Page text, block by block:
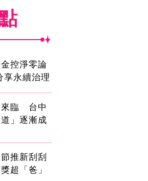
控淨零論
享永續治理
來臨 台中
」逐漸成
推新刮刮
超「爸」